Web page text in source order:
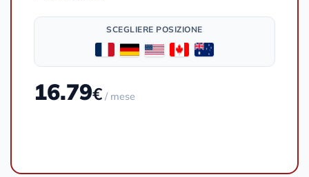
SCEGLIERE POSIZIONE
16.79€ / mese